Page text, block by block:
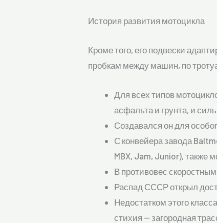
История развития мотоцикла
Кроме того, его подвески
пробкам между машин, по
Для всех типов
асфальта и грунта, и
Создавался он для
С конвейера завода
MBX, Jam, Junior), также
В противовес
Распад СССР открыл
Недостатком этого
стихия — загородная